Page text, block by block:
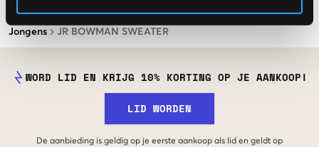
Jongens JR BOWMAN SWEATER
WORD LID EN KRIJG 10% KORTING OP JE AANKOOP!
LID WORDEN
De aanbieding is geldig op je eerste aankoop als lid en geldt op